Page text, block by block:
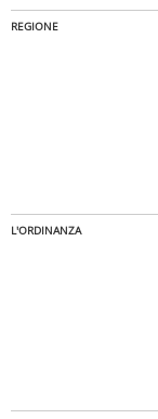
REGIONE
L'ORDINANZA